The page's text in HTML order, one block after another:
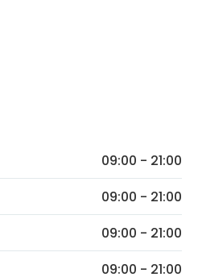
09:00 - 21:00
09:00 - 21:00
09:00 - 21:00
09:00 - 21:00